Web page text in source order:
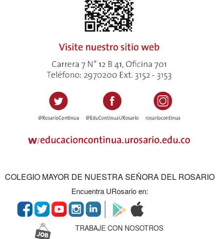
COLEGIO MAYOR DE NUESTRA SEÑORA DEL ROSARIO
Encuentra URosario en:
TRABAJE CON NOSOTROS